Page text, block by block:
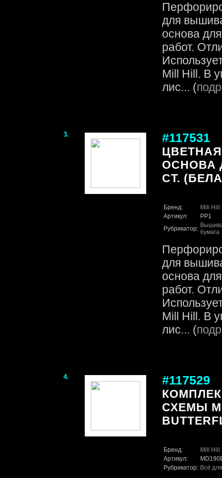
для
основа
работ.
Mill Hill. В
лис... (
3. #117531
ОСНОВА
CT.
Бренд:
Mill Hill
Артикул:
PP1
Рубрикатор: бумага
для
основа
работ.
Mill Hill. В
лис... (
4. #117529
СХЕМЫ
Бренд:
Mill Hill
Артикул:
Рубрикатор: Всё